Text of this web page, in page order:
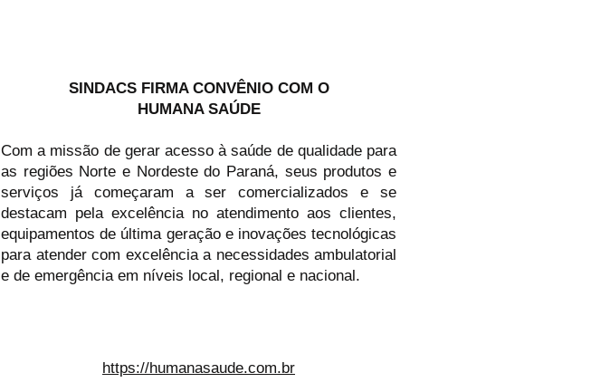
SINDACS FIRMA CONVÊNIO COM O
HUMANA SAÚDE
Com a missão de gerar acesso à saúde de qualidade para
as regiões Norte e Nordeste do Paraná, seus produtos e
serviços já começaram a ser comercializados e se
destacam pela excelência no atendimento aos clientes,
equipamentos de última geração e inovações tecnológicas
para atender com excelência a necessidades ambulatorial
e de emergência em níveis local, regional e nacional.
https://humanasaude.com.br